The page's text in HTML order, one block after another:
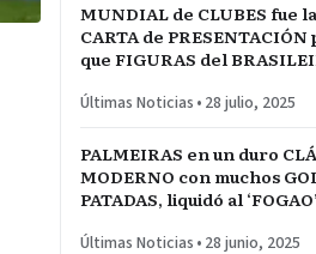
MUNDIAL de CLUBES fue la
CARTA de PRESENTACIÓN
que FIGURAS del
EUROPEAS
Últimas Noticias • 28 julio, 2025
PALMEIRAS en un duro
MODERNO con muchos
PATADAS, liquidó al
100
Últimas Noticias • 28 junio, 2025